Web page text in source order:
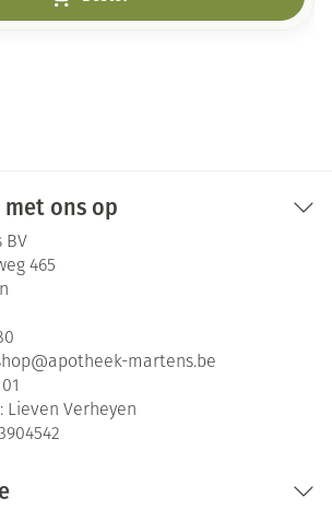
ons op
BV
465
apotheek-martens.be
Lieven Verheyen